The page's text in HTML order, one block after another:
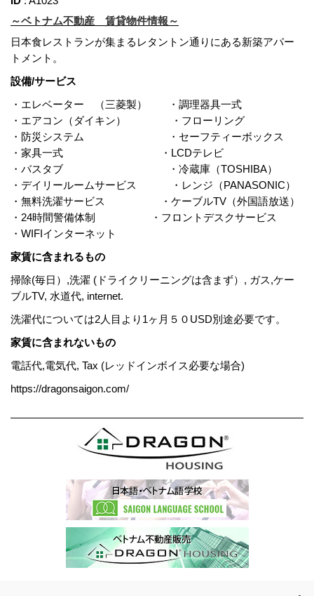
～ベトナム不動産 賃貸物件情報～
日本食レストランが集まるレタントン通りにある新築アパー
トメント。
設備/サービス
・エレベーター （三菱製） ・調理器具一式
・エアコン（ダイキン） ・フローリング
・防災システム ・セーフティーボックス
・家具一式 ・LCDテレビ
・バスタブ ・冷蔵庫（TOSHIBA）
・デイリールームサービス ・レンジ（PANASONIC）
・無料洗濯サービス ・ケーブルTV（外国語放送）
・24時間警備体制 ・フロントデスクサービス
・WIFIインターネット
家賃に含まれるもの
掃除(毎日）,洗濯 (ドライクリーニングは含まず）, ガス,ケー
ブルTV, 水道代, internet.
洗濯代については2人目より1ヶ月５０USD別途必要です。
家賃に含まれないもの
電話代,電気代, Tax (レッドインボイス必要な場合)
https://dragonsaigon.com/